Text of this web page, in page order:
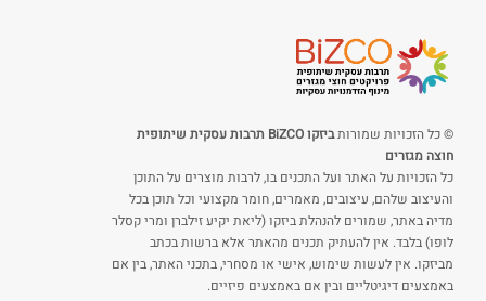
© כל הזכויות שמורות
ביזקו BiZCO תרבות עסקית שיתופית
חוצה מגזרים
כל הזכויות על האתר ועל התכנים בו, לרבות מוצרים על התוכן
והעיצוב שלהם, עיצובים, מאמרים, חומר מקצועי וכל תוכן בכל
מדיה באתר, שמורים להנהלת ביזקו (ליאת יקיע זילברן ומרי קסלר
לופו) בלבד. אין להעתיק תכנים מהאתר אלא ברשות בכתב
מביזקו. אין לעשות שימוש, אישי או מסחרי, בתכני האתר, בין אם
באמצעים דיגיטליים ובין אם באמצעים פיזיים.